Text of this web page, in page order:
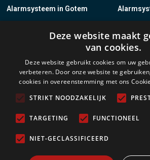
Alarmsysteem in Gotem
Alarmsysteem in Grote-
Brogel
Alarmsysteem in Grote-
Spouwen
Deze website maakt
van cookies.
Deze website gebruikt cookies om uw
verbeteren. Door onze website te
cookies in overeenstemming met ons
STRIKT NOODZAKELIJK
TARGETING FUNCTIONEEL
NIET-GECLASSIFICEERD